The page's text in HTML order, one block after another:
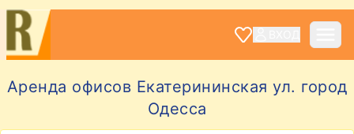
Аренда офисов Екатерининская ул. город
Одесса